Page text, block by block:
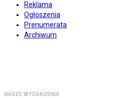
Reklama
Ogłoszenia
Prenumerata
Archiwum
NASZE WYDARZENIA